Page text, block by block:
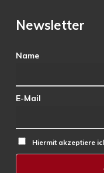
Newsletter
Name
E-Mail
Hiermit akzeptiere